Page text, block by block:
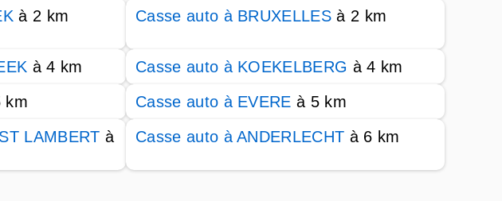
à 2 km Casse auto à BRUXELLES à 2 km
à 4 km Casse auto à KOEKELBERG à 4 km
km Casse auto à EVERE à 5 km
LAMBERT à
Casse auto à ANDERLECHT à 6 km